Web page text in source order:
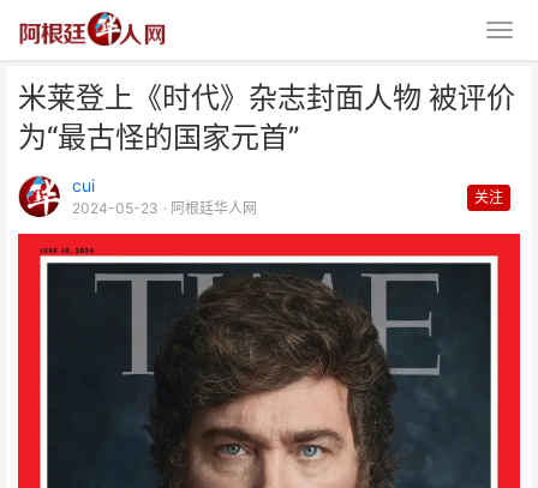
米莱登上《时代》杂志封面人物 被评价
为“最古怪的国家元首”
cui
2024-05-23 · 阿根廷华人网
关注
米莱登上《时代》杂志封面人物
被评价为“最古怪的国家